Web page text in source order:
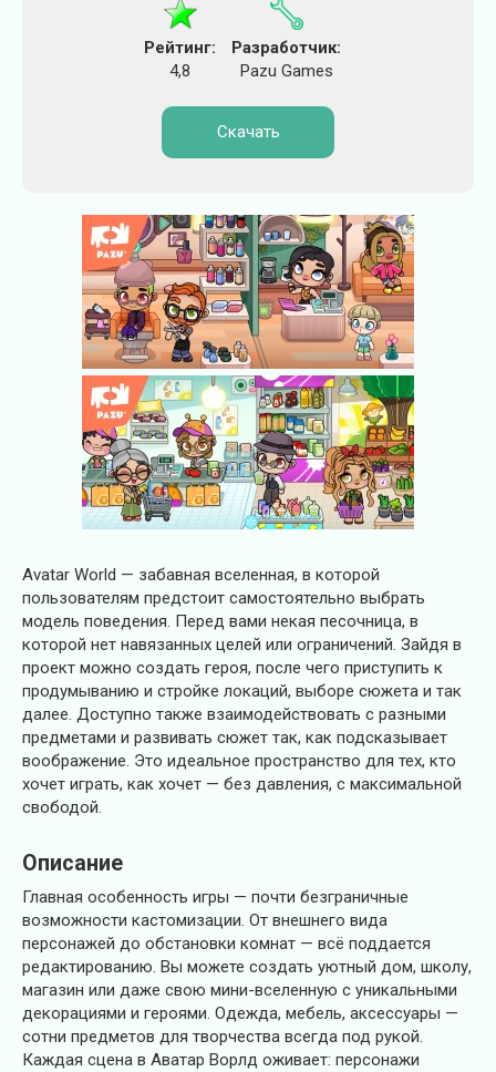
Рейтинг:
4,8
Разработчик:
Pazu Games
Скачать
Avatar World — забавная вселенная, в которой
пользователям предстоит самостоятельно выбрать
модель поведения. Перед вами некая песочница, в
которой нет навязанных целей или ограничений. Зайдя в
проект можно создать героя, после чего приступить к
продумыванию и стройке локаций, выборе сюжета и так
далее. Доступно также взаимодействовать с разными
предметами и развивать сюжет так, как подсказывает
воображение. Это идеальное пространство для тех, кто
хочет играть, как хочет — без давления, с максимальной
свободой.
Описание
Главная особенность игры — почти безграничные
возможности кастомизации. От внешнего вида
персонажей до обстановки комнат — всё поддается
редактированию. Вы можете создать уютный дом, школу,
магазин или даже свою мини-вселенную с уникальными
декорациями и героями. Одежда, мебель, аксессуары —
сотни предметов для творчества всегда под рукой.
Каждая сцена в Аватар Ворлд оживает: персонажи